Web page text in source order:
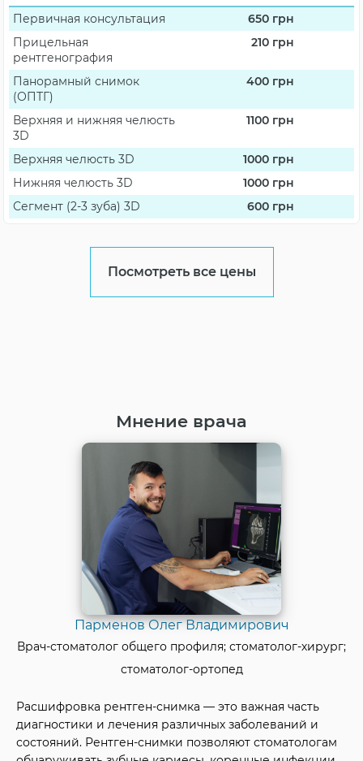
Первичная консультация 650 грн
Прицельная
рентгенография
210 грн
Панорамный снимок
(ОПТГ)
400 грн
Верхняя и нижняя челюсть
3D
1100 грн
Верхняя челюсть 3D 1000 грн
Нижняя челюсть 3D
1000 грн
Сегмент (2-3 зуба) 3D
600 грн
Посмотреть все цены
Мнение врача
Парменов Олег Владимирович
Врач-стоматолог общего профиля; стоматолог-хирург;
стоматолог-ортопед
Расшифровка рентген-снимка — это важная часть
диагностики и лечения различных заболеваний и
состояний. Рентген-снимки позволяют стоматологам